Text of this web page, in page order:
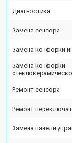
Диагностика
Замена сенсора
Замена конфорки
Замена конфорки
Ремонт сенсора
Ремонт
Замена панели